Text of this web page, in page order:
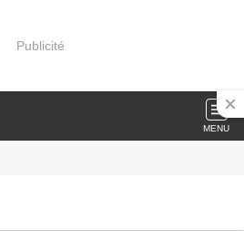
Publicité
MENU